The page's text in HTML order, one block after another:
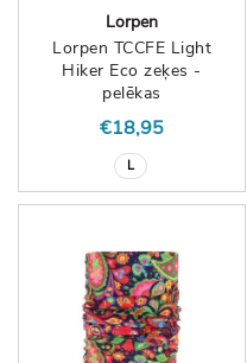
Lorpen
Lorpen TCCFE Light
Hiker Eco zeķes -
pelēkas
€18,95
L